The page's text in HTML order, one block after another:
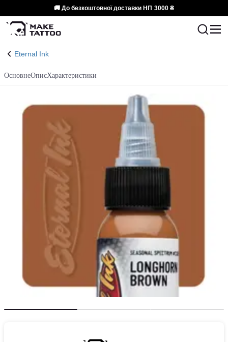
🚚 До безкоштовної доставки НП 3000 ₴
Eternal Ink
ОсновнеОписХарактеристики